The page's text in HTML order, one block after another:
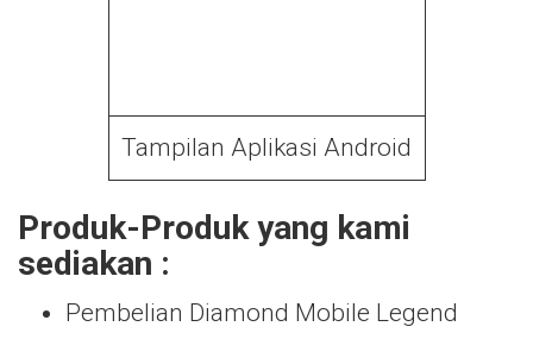
Tampilan Aplikasi Android
Produk-Produk yang kami
sediakan :
Pembelian Diamond Mobile Legend